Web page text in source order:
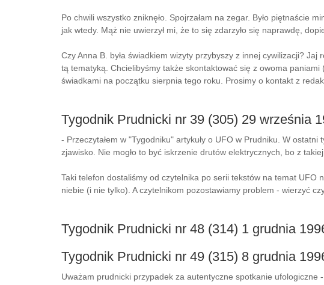
Po chwili wszystko zniknęło. Spojrzałam na zegar. Było piętnaście
jak wtedy. Mąż nie uwierzył mi, że to się zdarzyło się naprawdę,
Czy Anna B. była świadkiem wizyty przybyszy z innej cywilizacji?
tą tematyką. Chcielibyśmy także skontaktować się z owoma
świadkami na początku sierpnia tego roku. Prosimy o kontakt z
Tygodnik Prudnicki nr 39 (305) 29 września
- Przeczytałem w "Tygodniku" artykuły o UFO w Prudniku. W
zjawisko. Nie mogło to być iskrzenie drutów elektrycznych, bo z takiej
Taki telefon dostaliśmy od czytelnika po serii tekstów na temat
niebie (i nie tylko). A czytelnikom pozostawiamy problem - wierzyć
Tygodnik Prudnicki nr 48 (314) 1 grudnia
Tygodnik Prudnicki nr 49 (315) 8 grudnia
Uważam prudnicki przypadek za autentyczne spotkanie ufologiczne